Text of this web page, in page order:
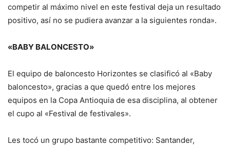
competir al máximo nivel en este festival deja un resultado
positivo, así no se pudiera avanzar a la siguientes ronda».
«BABY BALONCESTO»
El equipo de baloncesto Horizontes se clasificó al «Baby
baloncesto», gracias a que quedó entre los mejores
equipos en la Copa Antioquia de esa disciplina, al obtener
el cupo al «Festival de festivales».
Les tocó un grupo bastante competitivo: Santander,